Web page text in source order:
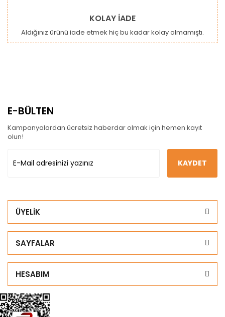
KOLAY İADE
Aldığınız ürünü iade etmek hiç bu kadar kolay olmamıştı.
E-BÜLTEN
Kampanyalardan ücretsiz haberdar olmak için hemen kayıt
olun!
KAYDET
ÜYELİK
SAYFALAR
HESABIM